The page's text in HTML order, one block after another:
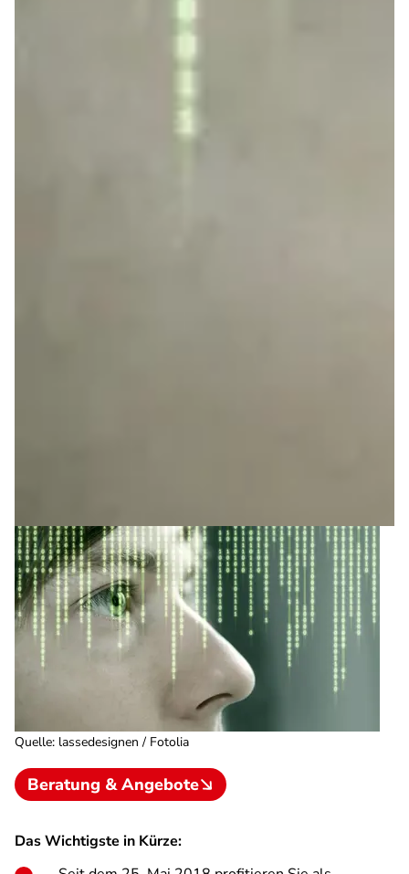
Quelle: lassedesignen / Fotolia
Beratung & Angebote
Das Wichtigste in Kürze: